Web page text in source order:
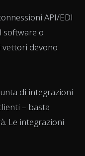
API/EDI
software o
vettori devono
di integrazioni
– basta
Le integrazioni